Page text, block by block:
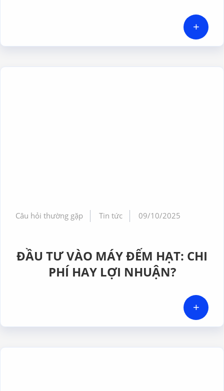
PHÒNG SẠCH DƯỢC PHẨM +
Câu hỏi thường gặp Tin tức 09/10/2025
ĐẦU TƯ VÀO MÁY ĐẾM HẠT: CHI
PHÍ HAY LỢI NHUẬN?
+